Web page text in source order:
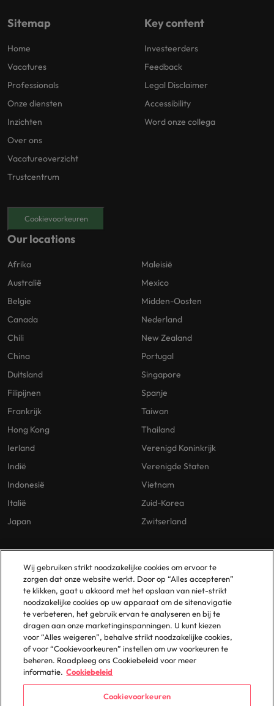
Sitemap
Home
Vacatures
Professionals
Onze diensten
Inzichten
Over ons
Vacatureoverzicht
Trustcentrum
Key content
Investeerders
Feedback
Legal Disclaimer
Accessibility
Word onze collega
Cookievoorkeuren
Our locations
Afrika
Australië
Belgie
Canada
Chili
China
Duitsland
Filipijnen
Frankrijk
Hong Kong
Ierland
Indië
Indonesië
Italië
Japan
Maleisië
Mexico
Midden-Oosten
Nederland
New Zealand
Portugal
Singapore
Spanje
Taiwan
Thailand
Verenigd Koninkrijk
Verenigde Staten
Vietnam
Zuid-Korea
Zwitserland
Our Policies
Privacybeleid
Cookies Policy
Policy Library
Gelijke Behandeling
Vestigingen
Amsterdam
Eindhoven
Rotterdam
Wij gebruiken strikt noodzakelijke cookies om ervoor te
zorgen dat onze website werkt. Door op “Alles accepteren”
te klikken, gaat u akkoord met het opslaan van niet-strikt
noodzakelijke cookies op uw apparaat om de sitenavigatie
te verbeteren, het gebruik ervan te analyseren en bij te
dragen aan onze marketinginspanningen. U kunt kiezen
voor “Alles weigeren”, behalve strikt noodzakelijke cookies,
of voor “Cookievoorkeuren” instellen om uw voorkeuren te
beheren. Raadpleeg ons Cookiebeleid voor meer
informatie. Cookiebeleid
Cookievoorkeuren